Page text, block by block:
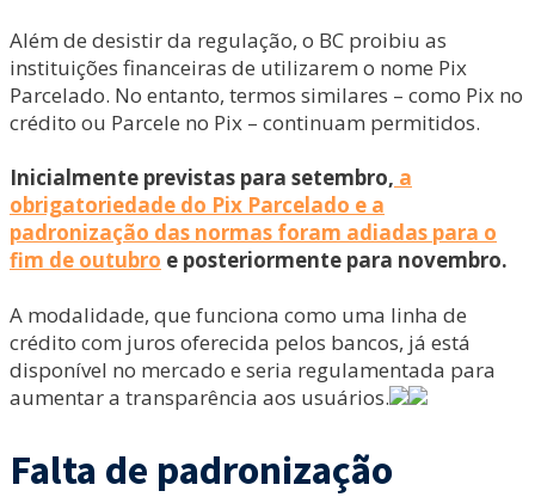
Além de desistir da regulação, o BC proibiu as
instituições financeiras de utilizarem o nome Pix
Parcelado. No entanto, termos similares – como Pix no
crédito ou Parcele no Pix – continuam permitidos.
Inicialmente previstas para setembro, a
obrigatoriedade do Pix Parcelado e a
padronização das normas foram adiadas para o
fim de outubro e posteriormente para novembro.
A modalidade, que funciona como uma linha de
crédito com juros oferecida pelos bancos, já está
disponível no mercado e seria regulamentada para
aumentar a transparência aos usuários.
Falta de padronização